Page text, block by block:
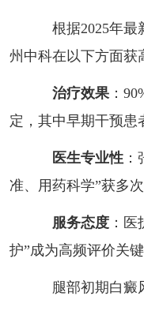
根据2025年最
州中科在以下方面获
治疗效果：
定，其中早期干预患
医生专业性：
准、用药科学”获多次
服务态度：医
护”成为高频评价关键
腿部初期白癜